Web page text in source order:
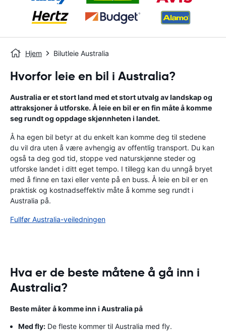
Hjem Bilutleie Australia
Hvorfor leie en bil i Australia?
Australia er et stort land med et stort utvalg av landskap og
attraksjoner å utforske. Å leie en bil er en fin måte å komme
seg rundt og oppdage skjønnheten i landet.
Å ha egen bil betyr at du enkelt kan komme deg til stedene
du vil dra uten å være avhengig av offentlig transport. Du kan
også ta deg god tid, stoppe ved naturskjønne steder og
utforske landet i ditt eget tempo. I tillegg kan du unngå bryet
med å finne en taxi eller vente på en buss. Å leie en bil er en
praktisk og kostnadseffektiv måte å komme seg rundt i
Australia på.
Fullfør Australia-veiledningen
Hva er de beste måtene å gå inn i
Australia?
Beste måter å komme inn i Australia på
Med fly: De fleste kommer til Australia med fly.